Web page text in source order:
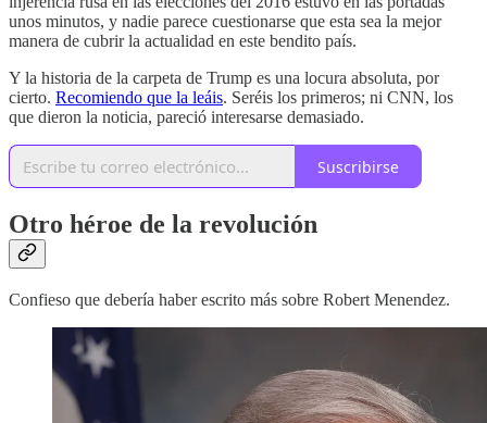
unos minutos, y nadie parece cuestionarse que esta sea la mejor
manera de cubrir la actualidad en este bendito país.
Y la historia de la carpeta de Trump es una locura absoluta, por
cierto. Recomiendo que la leáis. Seréis los primeros; ni CNN, los
que dieron la noticia, pareció interesarse demasiado.
Suscribirse
Otro héroe de la revolución
Confieso que debería haber escrito más sobre Robert Menendez.